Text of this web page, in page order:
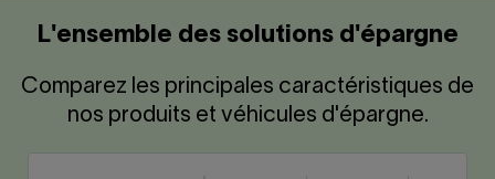
L'ensemble des solutions d'épargne
Comparez les principales caractéristiques de
nos produits et véhicules d'épargne.